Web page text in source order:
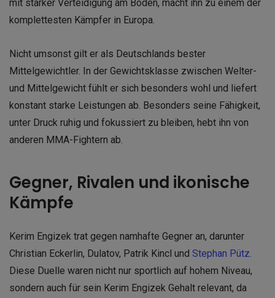
mit starker Verteidigung am Boden, macht ihn zu einem der
komplettesten Kämpfer in Europa.
Nicht umsonst gilt er als Deutschlands bester
Mittelgewichtler. In der Gewichtsklasse zwischen Welter-
und Mittelgewicht fühlt er sich besonders wohl und liefert
konstant starke Leistungen ab. Besonders seine Fähigkeit,
unter Druck ruhig und fokussiert zu bleiben, hebt ihn von
anderen MMA-Fightern ab.
Gegner, Rivalen und ikonische
Kämpfe
Kerim Engizek trat gegen namhafte Gegner an, darunter
Christian Eckerlin, Dulatov, Patrik Kincl und Stephan Pütz.
Diese Duelle waren nicht nur sportlich auf hohem Niveau,
sondern auch für sein Kerim Engizek Gehalt relevant, da